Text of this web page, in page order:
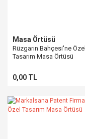
Masa Örtüsü
Rüzgarın Bahçesi'ne Özel
Tasarım Masa Örtüsü
0,00 TL